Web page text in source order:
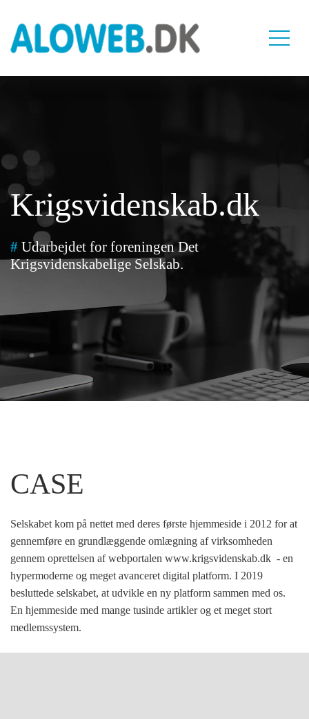
Krigsvidenskab.dk
# Udarbejdet for foreningen Det
Krigsvidenskabelige Selskab.
CASE
Selskabet kom på nettet med deres første hjemmeside i 2012 for at
gennemføre en grundlæggende omlægning af virksomheden
gennem oprettelsen af webportalen www.krigsvidenskab.dk - en
hypermoderne og meget avanceret digital platform. I 2019
besluttede selskabet, at udvikle en ny platform sammen med os.
En hjemmeside med mange tusinde artikler og et meget stort
medlemssystem.